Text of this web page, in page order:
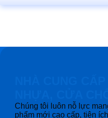
Chúng tôi luôn nỗ lực
phẩm mới cao cấp, tiện